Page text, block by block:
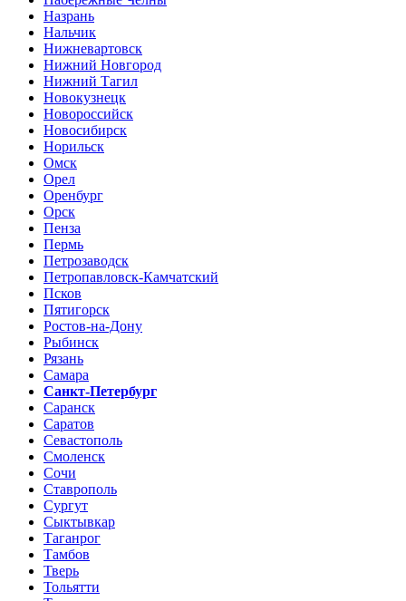
Назрань
Нальчик
Нижневартовск
Нижний Новгород
Нижний Тагил
Новокузнецк
Новороссийск
Новосибирск
Норильск
Омск
Орел
Оренбург
Орск
Пенза
Пермь
Петрозаводск
Петропавловск-Камчатский
Псков
Пятигорск
Ростов-на-Дону
Рыбинск
Рязань
Самара
Санкт-Петербург
Саранск
Саратов
Севастополь
Смоленск
Сочи
Ставрополь
Сургут
Сыктывкар
Таганрог
Тамбов
Тверь
Тольятти